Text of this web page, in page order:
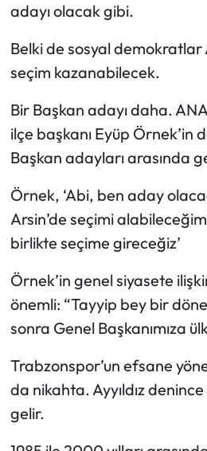
adayı olacak gibi.
Belki de sosyal demokratlar
seçim kazanabilecek.
Bir Başkan adayı daha.
ilçe başkanı Eyüp Örnek’in
Başkan adayları arasında
Örnek, ‘Abi, ben aday
Arsin’de seçimi
birlikte seçime gireceğiz’
Örnek’in genel siyasete
önemli: “Tayyip bey bir
sonra Genel Başkanımıza
Trabzonspor’un efsane
da nikahta. Ayyıldız
gelir.